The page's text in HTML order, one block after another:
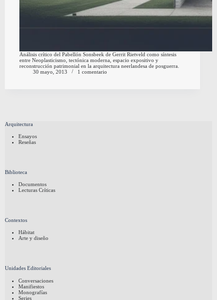
Análisis crítico del Pabellón Sonsbeek de Gerrit Rietveld como síntesis
entre Neoplasticismo, tectónica moderna, espacio expositivo y
reconstrucción patrimonial en la arquitectura neerlandesa de posguerra.
30 mayo, 2013
1 comentario
Arquitectura
Ensayos
Reseñas
Biblioteca
Documentos
Lecturas Críticas
Contextos
Hábitat
Arte y diseño
Unidades Editoriales
Conversaciones
Manifiestos
Monografías
Series